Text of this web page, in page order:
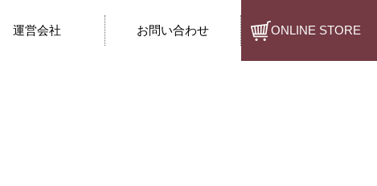
運営会社 お問い合わせ ONLINE STORE